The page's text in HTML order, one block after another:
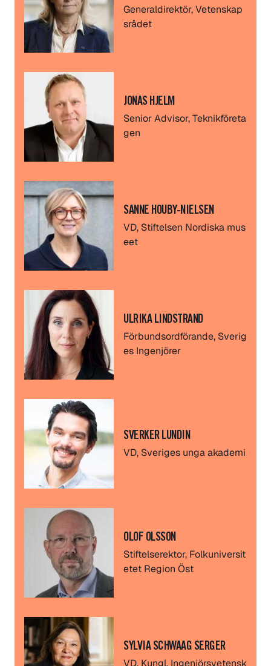
Generaldirektör, Vetenskap
srådet
JONAS HJELM
Senior Advisor, Teknikföreta
gen
SANNE HOUBY-NIELSEN
VD, Stiftelsen Nordiska mus
eet
ULRIKA LINDSTRAND
Förbundsordförande, Sverig
es Ingenjörer
SVERKER LUNDIN
VD, Sveriges unga akademi
OLOF OLSSON
Stiftelserektor, Folkuniversit
etet Region Öst
SYLVIA SCHWAAG SERGER
VD, Kungl. Ingenjörsvetensk